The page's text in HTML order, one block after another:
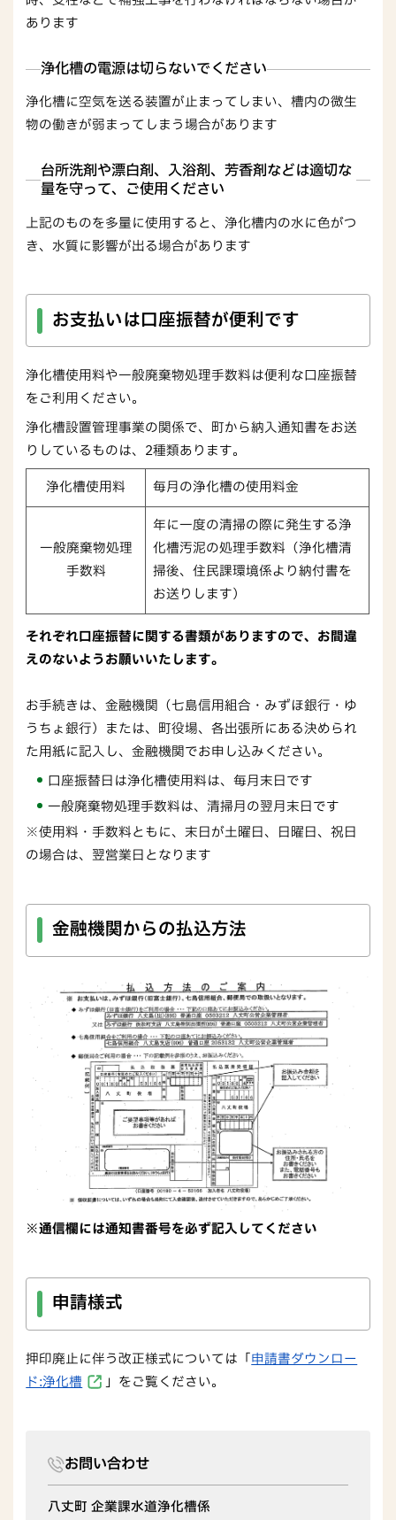
あります
浄化槽の電源は切らないでください
浄化槽に空気を送る装置が止まってしまい、槽内の微生
物の働きが弱まってしまう場合があります
台所洗剤や漂白剤、入浴剤、芳香剤などは適切な
量を守って、ご使用ください
上記のものを多量に使用すると、浄化槽内の水に色がつ
き、水質に影響が出る場合があります
お支払いは口座振替が便利です
浄化槽使用料や一般廃棄物処理手数料は便利な口座振替
をご利用ください。
浄化槽設置管理事業の関係で、町から納入通知書をお送
りしているものは、2種類あります。
浄化槽使用料
毎月の浄化槽の使用料金
一般廃棄物処理
手数料
年に一度の清掃の際に発生する浄
化槽汚泥の処理手数料（浄化槽清
掃後、住民課環境係より納付書を
お送りします）
それぞれ口座振替に関する書類がありますので、お間違
えのないようお願いいたします。
お手続きは、金融機関（七島信用組合・みずほ銀行・ゆ
うちょ銀行）または、町役場、各出張所にある決められ
た用紙に記入し、金融機関でお申し込みください。
口座振替日は浄化槽使用料は、毎月末日です
一般廃棄物処理手数料は、清掃月の翌月末日です
※使用料・手数料ともに、末日が土曜日、日曜日、祝日
の場合は、翌営業日となります
金融機関からの払込方法
※通信欄には通知書番号を必ず記入してください
申請様式
押印廃止に伴う改正様式については「申請書ダウンロー
ド:浄化槽
」をご覧ください。
お問い合わせ
八丈町 企業課水道浄化槽係